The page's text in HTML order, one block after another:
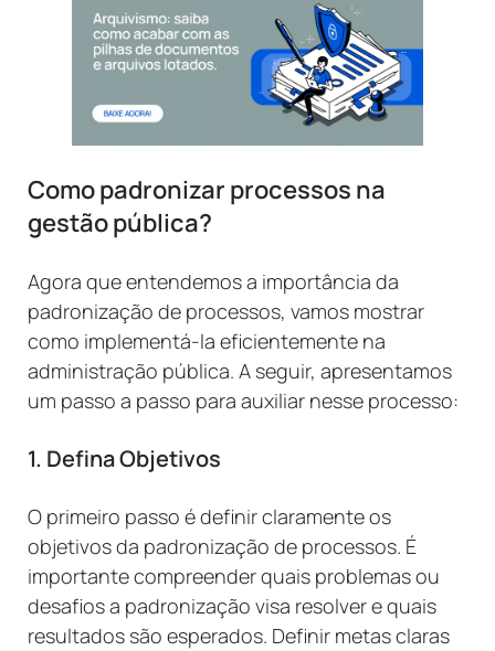
Como padronizar processos na
gestão pública?
Agora que entendemos a importância da
padronização de processos, vamos mostrar
como implementá-la eficientemente na
administração pública. A seguir, apresentamos
um passo a passo para auxiliar nesse processo:
1. Defina Objetivos
O primeiro passo é definir claramente os
objetivos da padronização de processos. É
importante compreender quais problemas ou
desafios a padronização visa resolver e quais
resultados são esperados. Definir metas claras